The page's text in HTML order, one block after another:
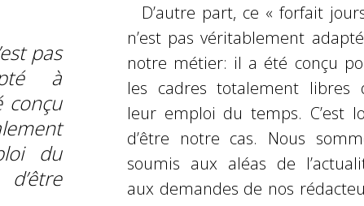
pas
à
conçu
du
D’autre part, ce « forfait
n’est pas véritablement
notre métier: il a été conçu
les cadres totalement libres
leur emploi du temps. C’est
d’être notre cas. Nous
soumis aux aléas de
aux demandes de nos